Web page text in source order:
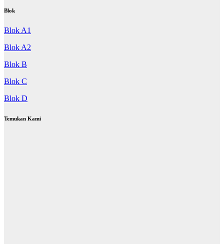
Blok
Blok A1
Blok A2
Blok B
Blok C
Blok D
Temukan Kami